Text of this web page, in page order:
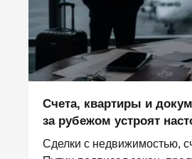
Счета, квартиры и
за рубежом устроят
Сделки с недвижимостью,